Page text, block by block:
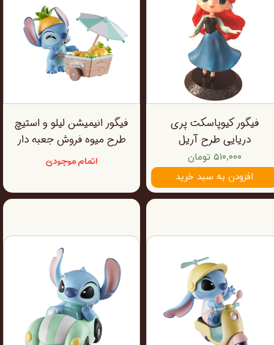
فیگور کیوپاسکت پری
دریایی طرح آریل
۵۱۰,۰۰۰ تومان
افزودن به سبد خرید
فیگور انیمیشن لیلو و استیچ
طرح میوه فروش جعبه دار
اتمام موجودی